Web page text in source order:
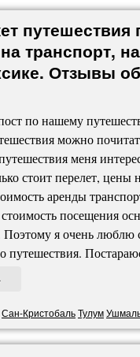
путешествия
транспорт,
Отзывы
по нашему
можно
меня
стоит перелет, цены
аренды
посещения
Поэтому я очень люблю
путешествия.
Сан-КристобальТулум